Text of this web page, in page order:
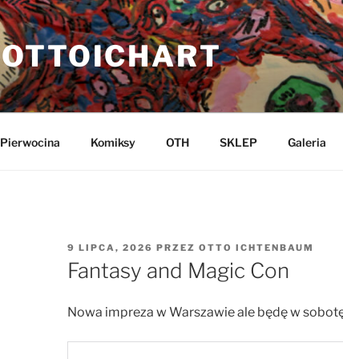
OTTOICHART
Pierwocina Komiksy OTH SKLEP Galeria
OPUBLIKOWANE
W
9 LIPCA, 2026 PRZEZ OTTO ICHTENBAUM
Fantasy and Magic Con
Nowa impreza w Warszawie ale będę w